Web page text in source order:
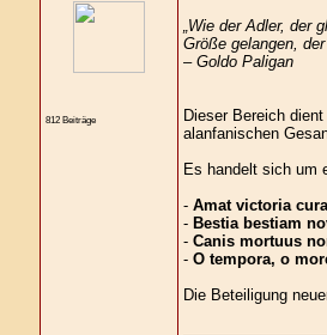
812 Beiträge
„Wie der Adler, der
Größe gelangen,
– Goldo Paligan
Dieser Bereich
alanfanischen
Es handelt sich um
- Amat victoria
- Bestia bestiam
- Canis mortuus
- O tempora, o
Die Beteiligung